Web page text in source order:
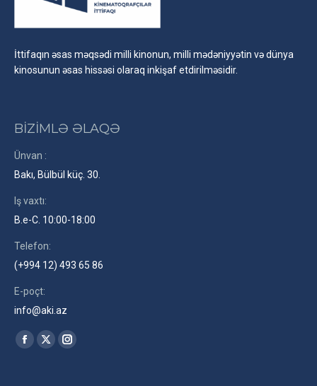
İttifaqın əsas məqsədi milli kinonun, milli mədəniyyətin və dünya
kinosunun əsas hissəsi olaraq inkişaf etdirilməsidir.
BİZİMLƏ ƏLAQƏ
Ünvan :
Bakı, Bülbül küç. 30.
Iş vaxtı:
B.e-C. 10:00-18:00
Telefon:
(+994 12) 493 65 86
E-poçt:
info@aki.az
Find us on:
Facebook
X
Instagram